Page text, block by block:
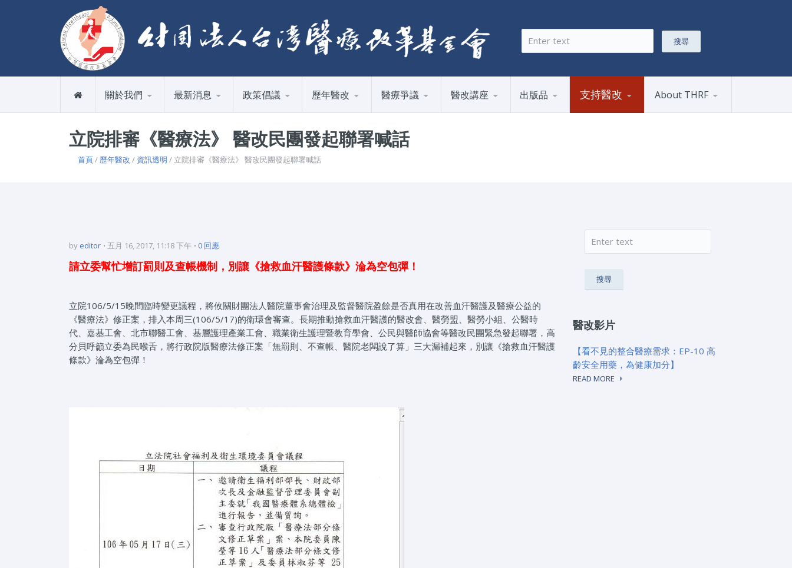
搜尋表單
搜尋
關於我們 最新消息 政策倡議 歷年醫改 醫療爭議 醫改講座 出版品 支持醫改 About THRF
立院排審《醫療法》 醫改民團發起聯署喊話
首頁/ 歷年醫改 / 資訊透明 / 立院排審《醫療法》 醫改民團發起聯署喊話
by editor 五月 16, 2017, 11:18 下午 0 回應
請立委幫忙增訂罰則及查帳機制，別讓《搶救血汗醫護條款》淪為空包彈！
立院106/5/15晚間臨時變更議程，將攸關財團法人醫院董事會治理及監督醫院盈餘是否真用在改善血汗醫護及醫療公益的
《醫療法》修正案，排入本周三(106/5/17)的衛環會審查。長期推動搶救血汗醫護的醫改會、醫勞盟、醫勞小組、公醫時
代、嘉基工會、北市聯醫工會、基層護理產業工會、職業衛生護理暨教育學會、公民與醫師協會等醫改民團緊急發起聯署，高
分貝呼籲立委為民喉舌，將行政院版醫療法修正案「無罰則、不查帳、醫院老闆說了算」三大漏補起來，別讓《搶救血汗醫護
條款》淪為空包彈！
搜尋表單
搜尋
醫改影片
【看不見的整合醫療需求：EP-10 高
齡安全用藥，為健康加分】
READ MORE